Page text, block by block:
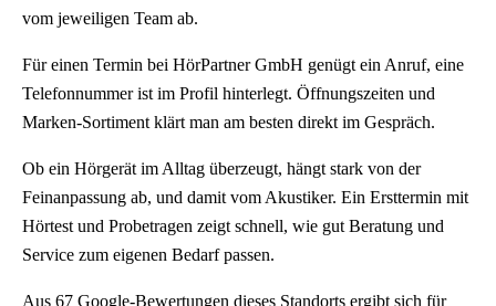
vom jeweiligen Team ab.
Für einen Termin bei HörPartner GmbH genügt ein Anruf, eine
Telefonnummer ist im Profil hinterlegt. Öffnungszeiten und
Marken-Sortiment klärt man am besten direkt im Gespräch.
Ob ein Hörgerät im Alltag überzeugt, hängt stark von der
Feinanpassung ab, und damit vom Akustiker. Ein Ersttermin mit
Hörtest und Probetragen zeigt schnell, wie gut Beratung und
Service zum eigenen Bedarf passen.
Aus 67 Google-Bewertungen dieses Standorts ergibt sich für